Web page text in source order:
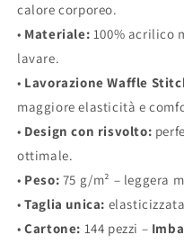
calore corporeo.
• Materiale: 100% acrilico
lavare.
• Lavorazione Waffle
maggiore elasticità e
• Design con risvolto:
ottimale.
• Peso: 75 g/m² – leggera
•Taglia unica:
•Cartone: 144 pezzi –